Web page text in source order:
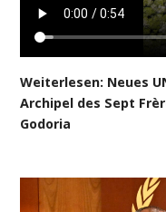
Weiterlesen: Neues
Archipel des Sept
Godoria